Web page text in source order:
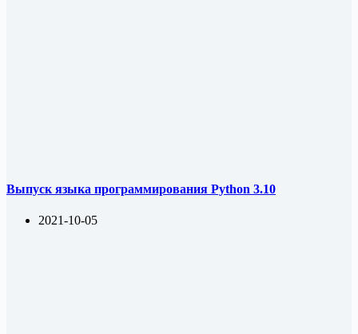
Выпуск языка программирования Python 3.10
2021-10-05